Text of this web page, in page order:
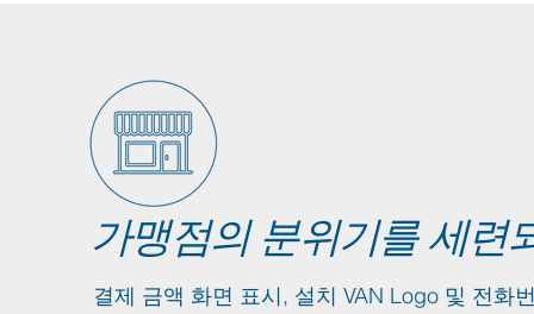
가맹점의 분위기를 세련
결제 금액 화면 표시, 설치 VAN Logo 및 전화